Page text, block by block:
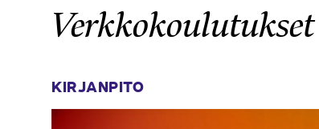
Verkkokoulutukset
KIRJANPITO